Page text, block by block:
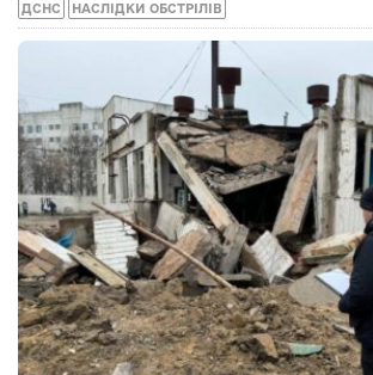
ДСНС НАСЛІДКИ ОБСТРІЛІВ